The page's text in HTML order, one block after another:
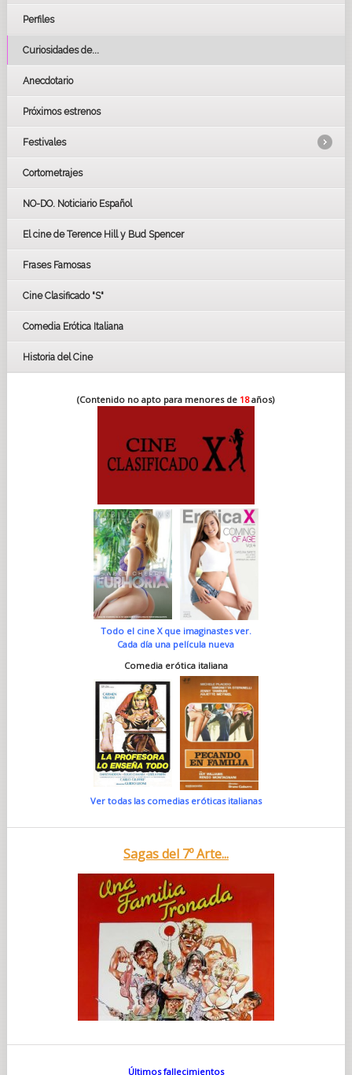
Perfiles
Curiosidades de...
Anecdotario
Próximos estrenos
Festivales
LOS OSCARS
GOYAS
BAFTA
Cortometrajes
NO-DO. Noticiario Español
El cine de Terence Hill y Bud Spencer
Frases Famosas
Cine Clasificado "S"
Comedia Erótica Italiana
Historia del Cine
(Contenido no apto para menores de 18años)
Todo el cine X que imaginastes ver.
Cada día una película nueva
Comedia erótica italiana
Ver todas las comedias eróticas italianas
Sagas del 7º Arte...
Últimos fallecimientos